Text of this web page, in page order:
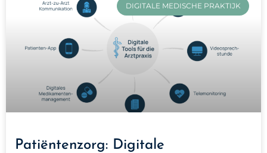
DIGITALE MEDISCHE PRAKTIJK
Patiëntenzorg: Digitale